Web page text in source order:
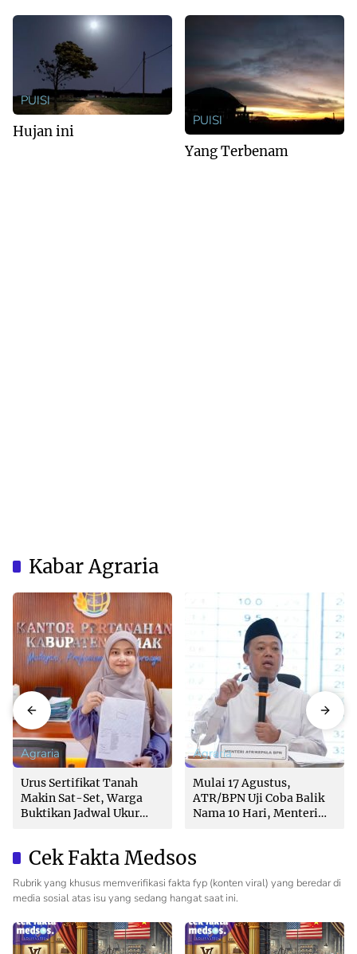
PUISI
Hujan ini
PUISI
Yang Terbenam
Kabar Agraria
Agraria
Urus Sertifikat Tanah
Makin Sat-Set, Warga
Buktikan Jadwal Ukur
Agraria
Mulai 17 Agustus,
ATR/BPN Uji Coba Balik
Nama 10 Hari, Menteri
Cek Fakta Medsos
Rubrik yang khusus memverifikasi fakta fyp (konten viral) yang beredar di
media sosial atas isu yang sedang hangat saat ini.